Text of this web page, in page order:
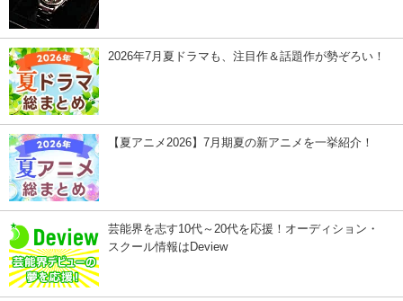
2026年7月夏ドラマも、注目作＆話題作が勢ぞろい！
【夏アニメ2026】7月期夏の新アニメを一挙紹介！
芸能界を志す10代～20代を応援！オーディション・
スクール情報はDeview